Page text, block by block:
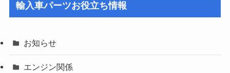
輸入車パーツお役立ち情報
お知らせ
エンジン関係